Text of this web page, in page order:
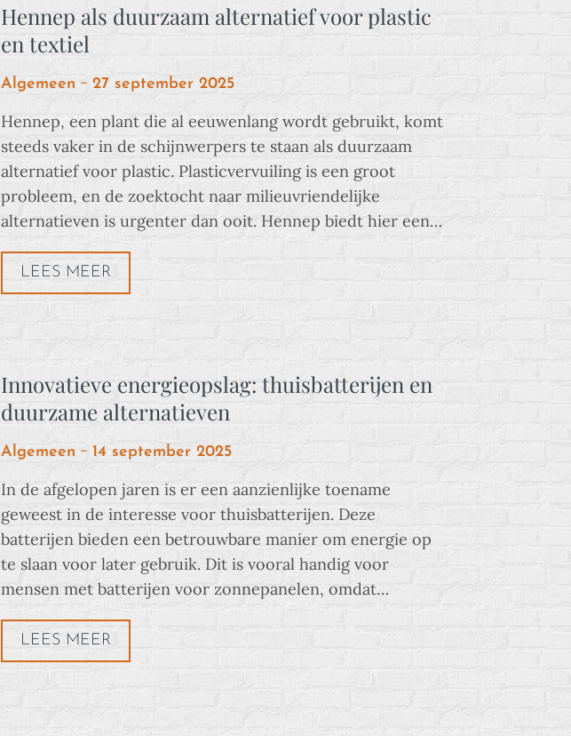
Hennep als duurzaam alternatief voor plastic
en textiel
Algemeen
Posted
27 september 2025
Hennep, een plant die al eeuwenlang wordt gebruikt, komt
steeds vaker in de schijnwerpers te staan als duurzaam
alternatief voor plastic. Plasticvervuiling is een groot
probleem, en de zoektocht naar milieuvriendelijke
alternatieven is urgenter dan ooit. Hennep biedt hier een…
LEES MEER
Innovatieve energieopslag: thuisbatterijen en
duurzame alternatieven
Algemeen
Posted
14 september 2025
In de afgelopen jaren is er een aanzienlijke toename
geweest in de interesse voor thuisbatterijen. Deze
batterijen bieden een betrouwbare manier om energie op
te slaan voor later gebruik. Dit is vooral handig voor
mensen met batterijen voor zonnepanelen, omdat…
LEES MEER